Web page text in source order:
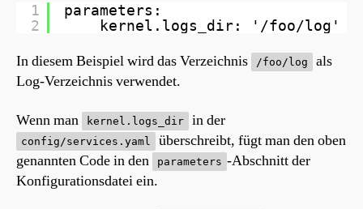
1
2
parameters:
kernel.logs_dir: '/foo/log'
In diesem Beispiel wird das Verzeichnis /foo/log
als
Log-Verzeichnis verwendet.
Wenn man kernel.logs_dir in der
config/services.yaml
überschreibt, fügt man den oben
genannten Code in den
parameters -Abschnitt der
Konfigurationsdatei ein.